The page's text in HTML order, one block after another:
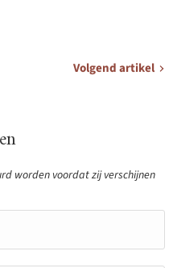
Volgend artikel
worden voordat zij verschijnen